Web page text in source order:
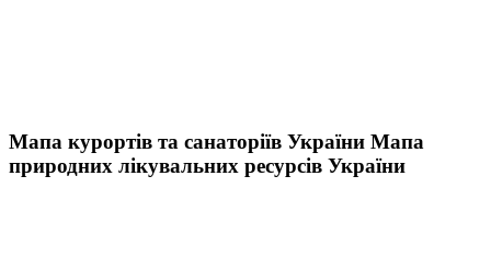
Мапа курортів та санаторіїв України Мапа
природних лікувальних ресурсів України